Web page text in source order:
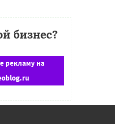
бизнес?
рекламу на